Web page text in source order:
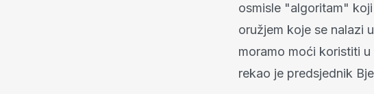
osmisle "algoritam"
oružjem koje se nalazi
moramo moći koristiti
rekao je predsjednik